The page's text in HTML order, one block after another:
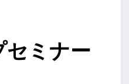
セミナー